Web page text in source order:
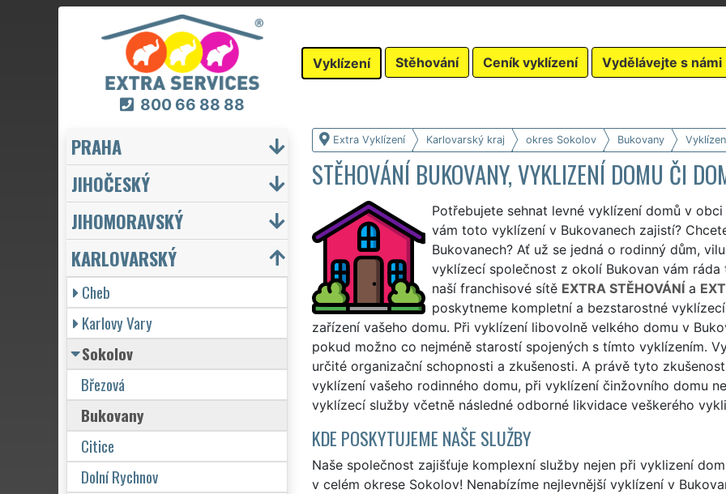
800 66 88 88
Vyklízení Stěhování Ceník vyklízení Vydělávejte s námi
Extra Vyklízení Karlovarský kraj okres Sokolov Bukovany
STĚHOVÁNÍ BUKOVANY, VYKLIZENÍ DOMU ČI
Potřebujete sehnat levné vyklízení domů v
vám toto vyklízení v Bukovanech zajistí?
Bukovanech? Ať už se jedná o rodinný dům,
vyklízecí společnost z okolí Bukovan vám
naší franchisové sítě EXTRA STĚHOVÁNÍa
poskytneme kompletní a bezstarostné
zařízení vašeho domu. Při vyklízení libovolně velkého domu v
pokud možno co nejméně starostí spojených s tímto vyklízením.
určité organizační schopnosti a zkušenosti. A právě tyto
vyklízení vašeho rodinného domu, při vyklízení činžovního domu
vyklízecí služby včetně následné odborné likvidace veškerého
KDE POSKYTUJEME NAŠE SLUŽBY
Naše společnost zajišťuje komplexní služby nejen při vyklizení
v celém okrese Sokolov! Nenabízíme nejlevnější vyklízení v
PRAHA
JIHOČESKÝ
JIHOMORAVSKÝ
KARLOVARSKÝ
Cheb
Karlovy Vary
Sokolov
Březová
Bukovany
Citice
Dolní Rychnov